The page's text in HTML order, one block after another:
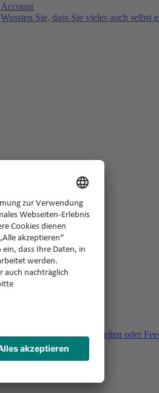
Account
Wussten Sie, dass Sie vieles auch selbst
Sie haben Fragen, Unklarheiten oder
Buchung?